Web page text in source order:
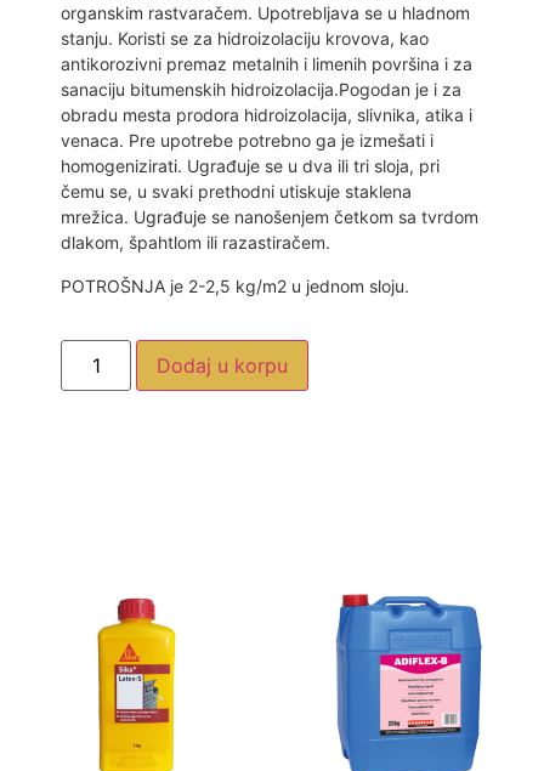
organskim rastvaračem. Upotrebljava se u hladnom
stanju. Koristi se za hidroizolaciju krovova, kao
antikorozivni premaz metalnih i limenih površina i za
sanaciju bitumenskih hidroizolacija.Pogodan je i za
obradu mesta prodora hidroizolacija, slivnika, atika i
venaca. Pre upotrebe potrebno ga je izmešati i
homogenizirati. Ugrađuje se u dva ili tri sloja, pri
čemu se, u svaki prethodni utiskuje staklena
mrežica. Ugrađuje se nanošenjem četkom sa tvrdom
dlakom, špahtlom ili razastiračem.
POTROŠNJA je 2-2,5 kg/m2 u jednom sloju.
Dodaj u korpu